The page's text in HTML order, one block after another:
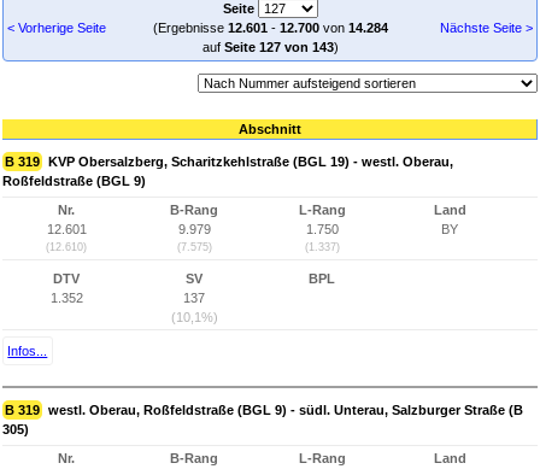
< Vorherige Seite
Seite
(Ergebnisse 12.601- 12.700von 14.284
auf Seite 127 von 143)
Nächste Seite >
Abschnitt
B 319 KVP Obersalzberg, Scharitzkehlstraße (BGL 19) - westl. Oberau,
Roßfeldstraße (BGL 9)
Nr.
12.601
(12.610)
B-Rang
9.979
(7.575)
L-Rang
1.750
(1.337)
Land
BY
DTV
1.352
SV
137
(10,1%)
BPL
Infos...
B 319 westl. Oberau, Roßfeldstraße (BGL 9) - südl. Unterau, Salzburger Straße (B
305)
Nr.
B-Rang
L-Rang
Land